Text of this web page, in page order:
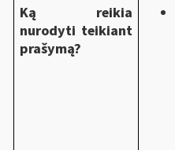
Ką reikia
nurodyti teikiant
prašymą?